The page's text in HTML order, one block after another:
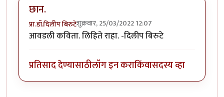
छान.
प्रा.डॉ.दिलीप बिरुटेशुक्रवार, 25/03/2022 12:07
आवडली कविता. लिहिते राहा. -दिलीप बिरुटे
प्रतिसाद देण्यासाठीलॉग इन कराकिंवासदस्य व्हा